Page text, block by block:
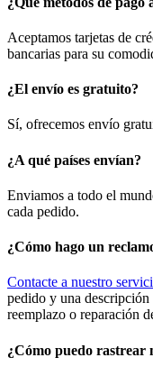
Aceptamos tarjetas de
bancarias para su
¿El envío es gratuito?
Sí, ofrecemos envío
¿A qué países envían?
Enviamos a todo el
cada pedido.
¿Cómo hago un
Contacte a nuestro
pedido y una
reemplazo o reparación
¿Cómo puedo rastrear